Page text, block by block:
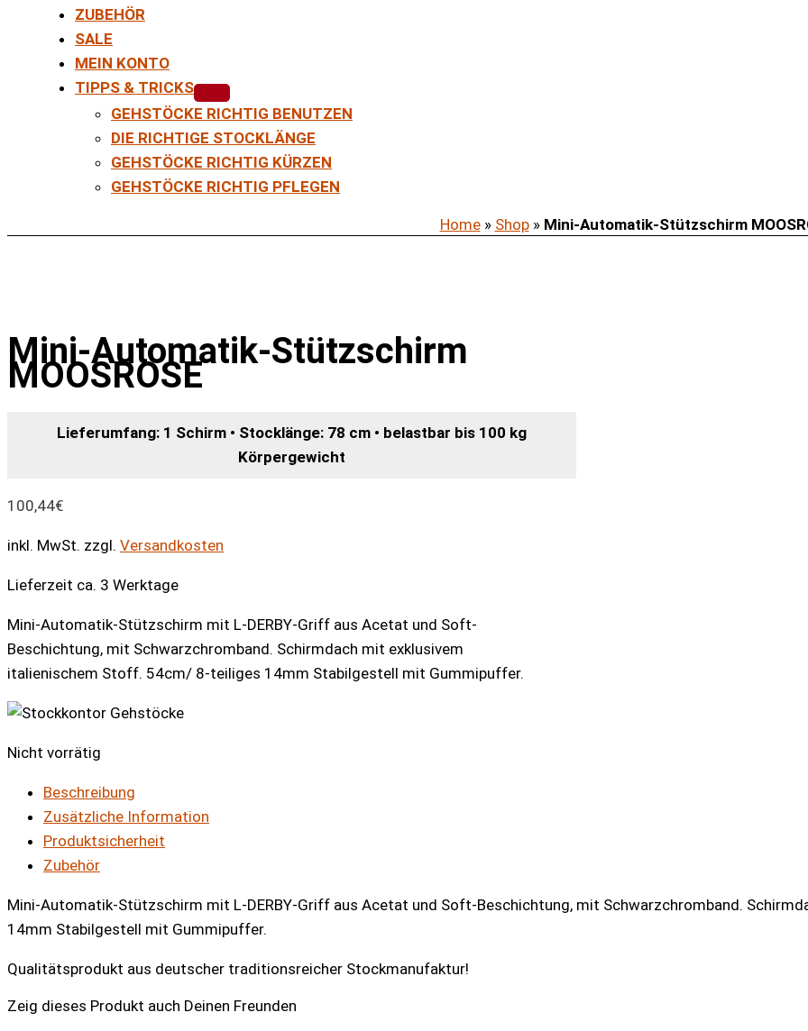
ZUBEHÖR
SALE
MEIN KONTO
TIPPS & TRICKS
GEHSTÖCKE RICHTIG BENUTZEN
DIE RICHTIGE STOCKLÄNGE
GEHSTÖCKE RICHTIG KÜRZEN
GEHSTÖCKE RICHTIG PFLEGEN
Home» Shop» Mini-Automatik-Stützschirm
Mini-Automatik-Stützschirm
MOOSROSE
Lieferumfang: 1 Schirm • Stocklänge: 78 cm • belastbar bis 100 kg
Körpergewicht
100,44€
inkl. MwSt. zzgl. Versandkosten
Lieferzeit ca. 3 Werktage
Mini-Automatik-Stützschirm mit L-DERBY-Griff aus Acetat und Soft-
Beschichtung, mit Schwarzchromband. Schirmdach mit exklusivem
italienischem Stoff. 54cm/ 8-teiliges 14mm Stabilgestell mit Gummipuffer.
Nicht vorrätig
Beschreibung
Zusätzliche Information
Produktsicherheit
Zubehör
Mini-Automatik-Stützschirm mit L-DERBY-Griff aus Acetat und Soft-Beschichtung, mit Schwarzchromband.
14mm Stabilgestell mit Gummipuffer.
Qualitätsprodukt aus deutscher traditionsreicher Stockmanufaktur!
Zeig dieses Produkt auch Deinen Freunden